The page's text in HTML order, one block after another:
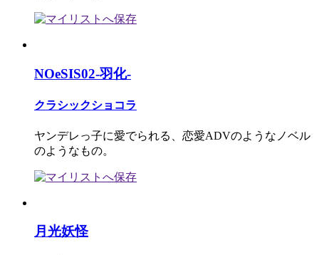
NOeSIS02-羽化-
クラシックショコラ
ヤンデレっ子に愛でられる、恋愛ADVのようなノベル
のようなもの。
月光妖怪